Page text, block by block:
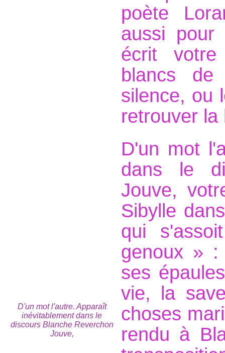
poète
aussi pour
écrit
blancs
silence, ou
retrouver la
D'un mot l'autre. Apparaît
inévitablement dans le
discours Blanche Reverchon
Jouve,
D'un mot
dans le
Jouve,
Sibylle
qui
genoux » :
ses
vie, la
choses
rendu à